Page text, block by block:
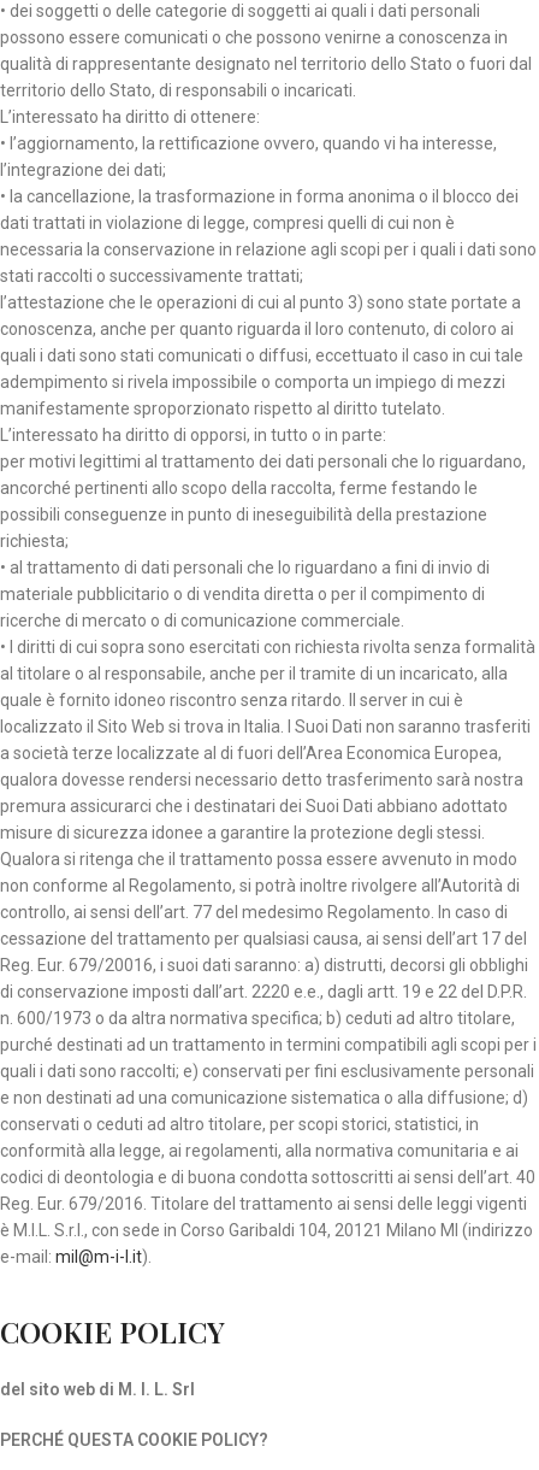
• dei soggetti o delle categorie di soggetti ai quali i dati personali
possono essere comunicati o che possono venirne a conoscenza in
qualità di rappresentante designato nel territorio dello Stato o fuori dal
territorio dello Stato, di responsabili o incaricati.
L’interessato ha diritto di ottenere:
• l’aggiornamento, la rettificazione ovvero, quando vi ha interesse,
l’integrazione dei dati;
• la cancellazione, la trasformazione in forma anonima o il blocco dei
dati trattati in violazione di legge, compresi quelli di cui non è
necessaria la conservazione in relazione agli scopi per i quali i dati sono
stati raccolti o successivamente trattati;
l’attestazione che le operazioni di cui al punto 3) sono state portate a
conoscenza, anche per quanto riguarda il loro contenuto, di coloro ai
quali i dati sono stati comunicati o diffusi, eccettuato il caso in cui tale
adempimento si rivela impossibile o comporta un impiego di mezzi
manifestamente sproporzionato rispetto al diritto tutelato.
L’interessato ha diritto di opporsi, in tutto o in parte:
per motivi legittimi al trattamento dei dati personali che lo riguardano,
ancorché pertinenti allo scopo della raccolta, ferme festando le
possibili conseguenze in punto di ineseguibilità della prestazione
richiesta;
• al trattamento di dati personali che Io riguardano a fini di invio di
materiale pubblicitario o di vendita diretta o per il compimento di
ricerche di mercato o di comunicazione commerciale.
• I diritti di cui sopra sono esercitati con richiesta rivolta senza formalità
al titolare o al responsabile, anche per il tramite di un incaricato, alla
quale è fornito idoneo riscontro senza ritardo. Il server in cui è
localizzato il Sito Web si trova in Italia. I Suoi Dati non saranno trasferiti
a società terze localizzate al di fuori dell’Area Economica Europea,
qualora dovesse rendersi necessario detto trasferimento sarà nostra
premura assicurarci che i destinatari dei Suoi Dati abbiano adottato
misure di sicurezza idonee a garantire la protezione degli stessi.
Qualora si ritenga che il trattamento possa essere avvenuto in modo
non conforme al Regolamento, si potrà inoltre rivolgere all’Autorità di
controllo, ai sensi dell’art. 77 del medesimo Regolamento. In caso di
cessazione del trattamento per qualsiasi causa, ai sensi dell’art 17 del
Reg. Eur. 679/20016, i suoi dati saranno: a) distrutti, decorsi gli obblighi
di conservazione imposti dall’art. 2220 e.e., dagli artt. 19 e 22 del D.P.R.
n. 600/1973 o da altra normativa specifica; b) ceduti ad altro titolare,
purché destinati ad un trattamento in termini compatibili agli scopi per i
quali i dati sono raccolti; e) conservati per fini esclusivamente personali
e non destinati ad una comunicazione sistematica o alla diffusione; d)
conservati o ceduti ad altro titolare, per scopi storici, statistici, in
conformità alla legge, ai regolamenti, alla normativa comunitaria e ai
codici di deontologia e di buona condotta sottoscritti ai sensi dell’art. 40
Reg. Eur. 679/2016. Titolare del trattamento ai sensi delle leggi vigenti
è M.I.L. S.r.l., con sede in Corso Garibaldi 104, 20121 Milano MI (indirizzo
e-mail: mil@m-i-l.it).
COOKIE POLICY
del sito web di M. I. L. Srl
PERCHÉ QUESTA COOKIE POLICY?